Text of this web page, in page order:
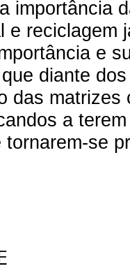
importância
e reciclagem
e
diante
das
a
se